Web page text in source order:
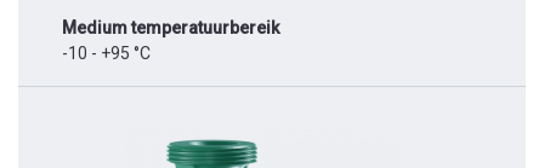
Medium temperatuurbereik
-10 - +95 °C